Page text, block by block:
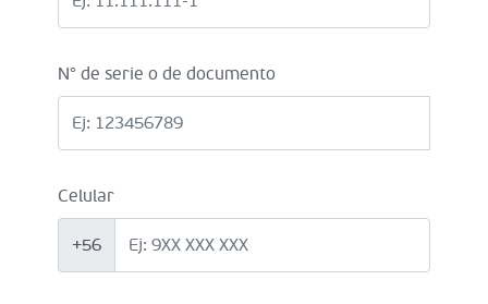
N° de serie o de documento
Celular
+56